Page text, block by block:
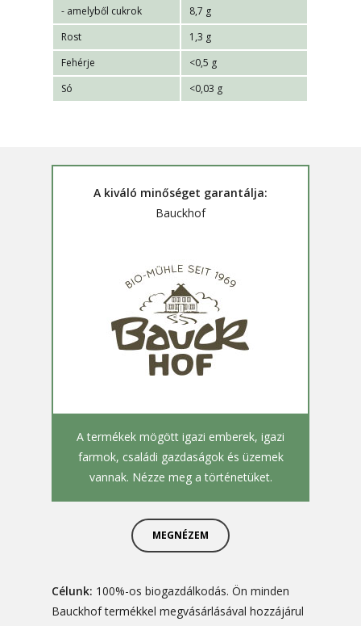
- amelyből cukrok
8,7 g
Rost
1,3 g
Fehérje
<0,5 g
Só
<0,03 g
A kiváló minőséget garantálja:
Bauckhof
A termékek mögött igazi emberek, igazi
farmok, családi gazdaságok és üzemek
vannak. Nézze meg a történetüket.
MEGNÉZEM
Célunk: 100%-os biogazdálkodás. Ön minden
Bauckhof termékkel megvásárlásával hozzájárul